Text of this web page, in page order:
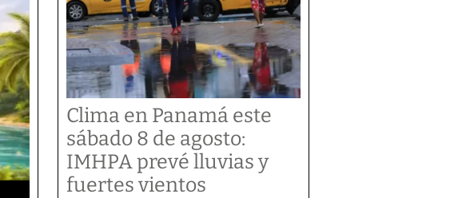
Clima en Panamá este
sábado 8 de agosto:
IMHPA prevé lluvias y
fuertes vientos